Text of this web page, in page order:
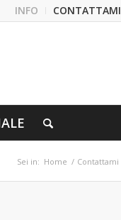
INFO CONTATTAMI
Sei in: Home / Contattami